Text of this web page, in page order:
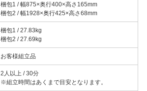
梱包1 / 幅875×奥行400×高さ165mm
梱包2 / 幅1928×奥行425×高さ68mm
梱包1 / 27.83kg
梱包2 / 27.69kg
お客様組立品
2人以上 / 30分
※組立時間はあくまで目安となります。